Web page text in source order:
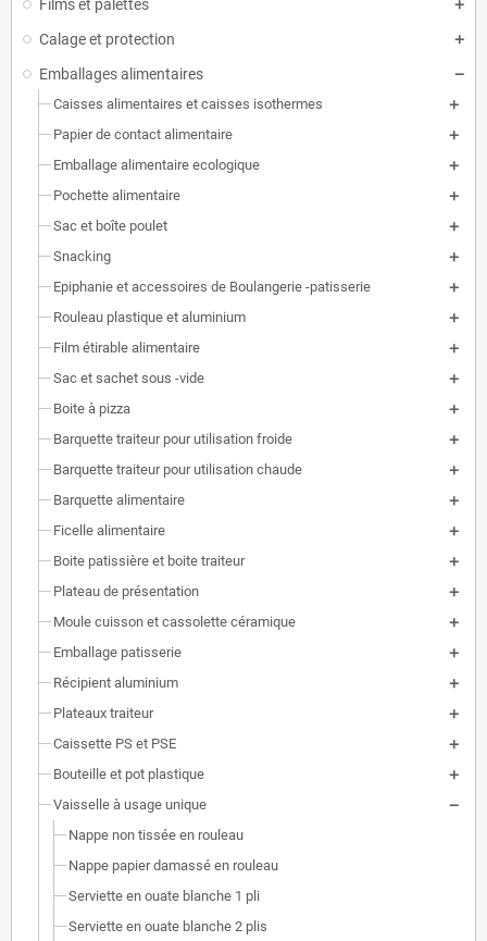
Films et palettes
Calage et protection
Emballages alimentaires
Caisses alimentaires et caisses isothermes
Papier de contact alimentaire
Emballage alimentaire ecologique
Pochette alimentaire
Sac et boîte poulet
Snacking
Epiphanie et accessoires de Boulangerie -patisserie
Rouleau plastique et aluminium
Film étirable alimentaire
Sac et sachet sous -vide
Boite à pizza
Barquette traiteur pour utilisation froide
Barquette traiteur pour utilisation chaude
Barquette alimentaire
Ficelle alimentaire
Boite patissière et boite traiteur
Plateau de présentation
Moule cuisson et cassolette céramique
Emballage patisserie
Récipient aluminium
Plateaux traiteur
Caissette PS et PSE
Bouteille et pot plastique
Vaisselle à usage unique
Nappe non tissée en rouleau
Nappe papier damassé en rouleau
Serviette en ouate blanche 1 pli
Serviette en ouate blanche 2 plis